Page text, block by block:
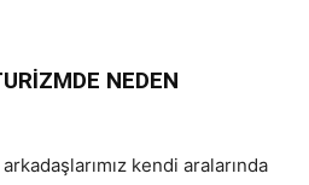
NEDEN
kendi aralarında